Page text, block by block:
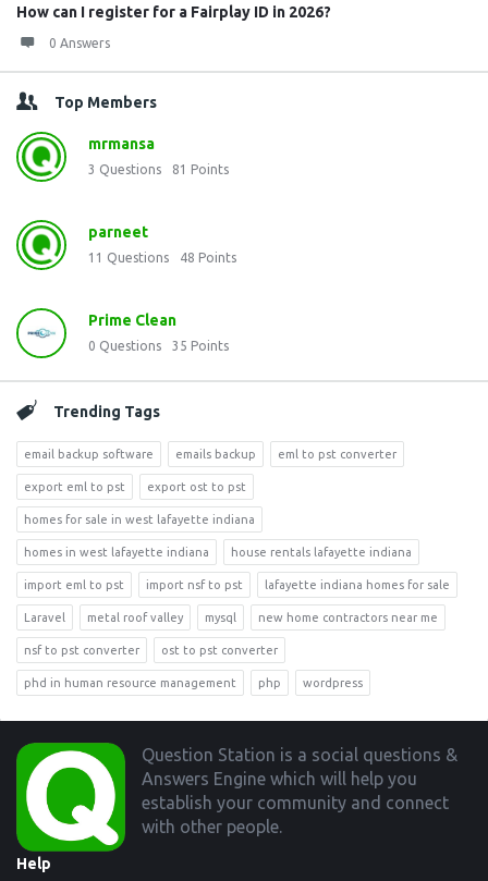
How can I register for a Fairplay ID in 2026?
0 Answers
Top Members
mrmansa
3 Questions 81 Points
parneet
11 Questions 48 Points
Prime Clean
0 Questions 35 Points
Trending Tags
email backup software emails backup eml to pst converter
export eml to pst export ost to pst
homes for sale in west lafayette indiana
homes in west lafayette indiana house rentals lafayette indiana
import eml to pst import nsf to pst lafayette indiana homes for sale
Laravel metal roof valley mysql new home contractors near me
nsf to pst converter ost to pst converter
phd in human resource management php wordpress
Footer
Question Station is a social questions &
Answers Engine which will help you
establish your community and connect
with other people.
Help